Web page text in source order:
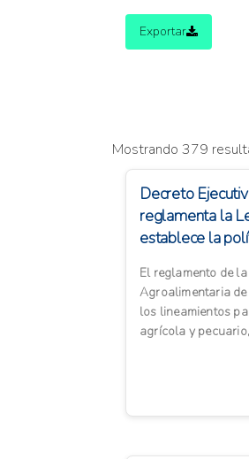
Exportar
Mostrando 379
Decreto
reglamenta la
establece la
El reglamento de
Agroalimentaria de
los lineamientos
agrícola y